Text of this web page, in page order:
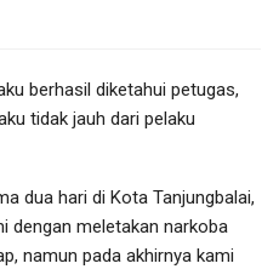
berhasil diketahui petugas,
tidak jauh dari pelaku
dua hari di Kota Tanjungbalai,
dengan meletakan narkoba
namun pada akhirnya kami